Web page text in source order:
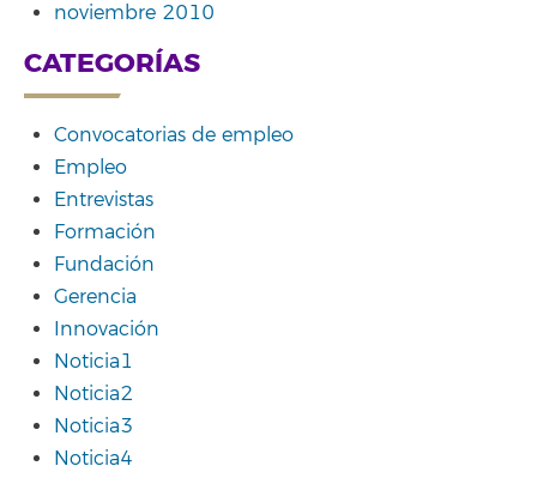
noviembre 2010
CATEGORÍAS
Convocatorias de empleo
Empleo
Entrevistas
Formación
Fundación
Gerencia
Innovación
Noticia1
Noticia2
Noticia3
Noticia4